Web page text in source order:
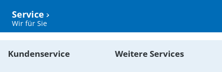
Service
Wir für Sie
Kundenservice Weitere Services